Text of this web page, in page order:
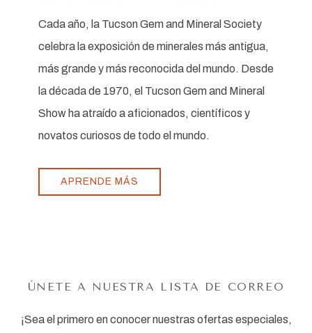
Cada año, la Tucson Gem and Mineral Society
celebra la exposición de minerales más antigua,
más grande y más reconocida del mundo. Desde
la década de 1970, el Tucson Gem and Mineral
Show ha atraído a aficionados, científicos y
novatos curiosos de todo el mundo.
APRENDE MÁS
ÚNETE A NUESTRA LISTA DE CORREO
¡Sea el primero en conocer nuestras ofertas especiales,